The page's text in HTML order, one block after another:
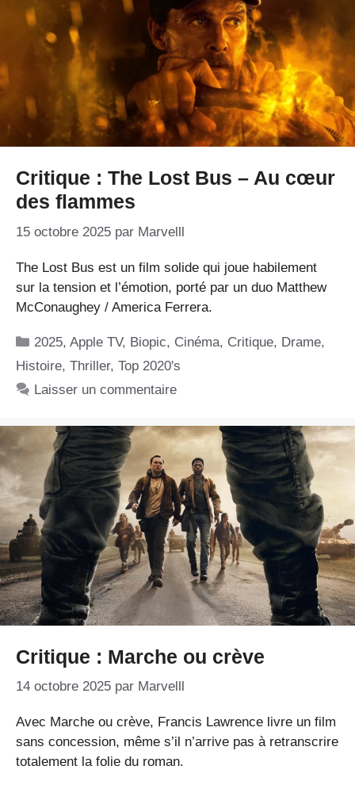
Critique : The Lost Bus – Au cœur
des flammes
15 octobre 2025 par Marvelll
The Lost Bus est un film solide qui joue habilement
sur la tension et l’émotion, porté par un duo Matthew
McConaughey / America Ferrera.
Catégories
2025,Apple TV, Biopic, Cinéma, Critique, Drame,
Histoire, Thriller, Top 2020's
Laisser un commentaire
Critique : Marche ou crève
14 octobre 2025 par Marvelll
Avec Marche ou crève, Francis Lawrence livre un film
sans concession, même s’il n’arrive pas à retranscrire
totalement la folie du roman.